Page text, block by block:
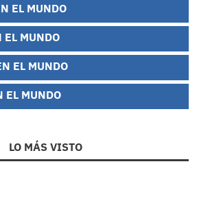
EL MUNDO
MUNDO
EL MUNDO
EL MUNDO
LO MÁS VISTO